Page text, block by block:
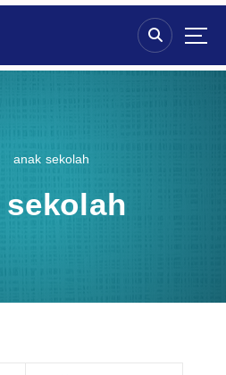
anak sekolah
sekolah